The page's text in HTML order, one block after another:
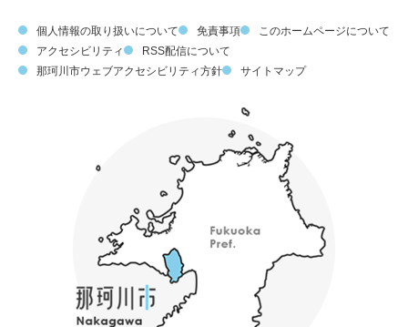
個人情報の取り扱いについて 免責事項
このホームページについて
アクセシビリティ
RSS配信について
那珂川市ウェブアクセシビリティ方針
サイトマップ